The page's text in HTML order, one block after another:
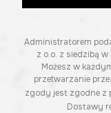
Administratorem
z o.o. z siedzibą w
Możesz w
przetwarzanie
zgody jest zgodne z
Dostawy